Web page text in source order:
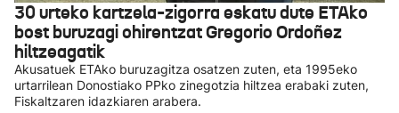
30 urteko kartzela-zigorra eskatu dute ETAko
bost buruzagi ohirentzat Gregorio Ordoñez
hiltzeagatik
Akusatuek ETAko buruzagitza osatzen zuten, eta 1995eko
urtarrilean Donostiako PPko zinegotzia hiltzea erabaki zuten,
Fiskaltzaren idazkiaren arabera.